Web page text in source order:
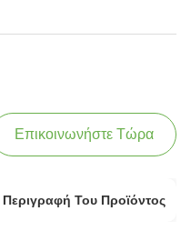
Επικοινωνήστε Τώρα
Περιγραφή Του Προϊόντος